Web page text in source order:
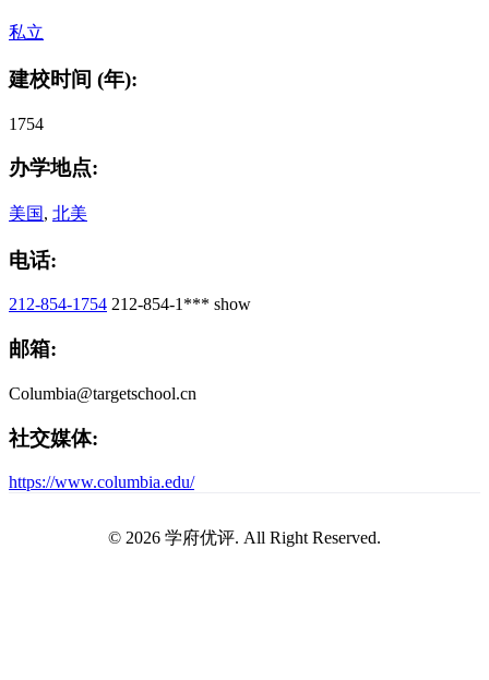
私立
建校时间 (年):
1754
办学地点:
美国, 北美
电话:
212-854-1754 212-854-1*** show
邮箱:
Columbia@targetschool.cn
社交媒体:
https://www.columbia.edu/
© 2026 学府优评. All Right Reserved.